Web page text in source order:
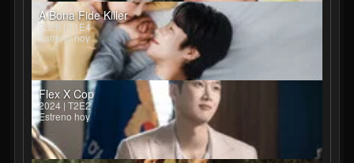
A Bona Fide Killer
2026 | T1E4
Estreno hoy
Flex X Cop
2024 | T2E2
Estreno hoy